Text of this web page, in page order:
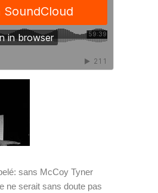
sans McCoy Tyner
ne serait sans doute pas